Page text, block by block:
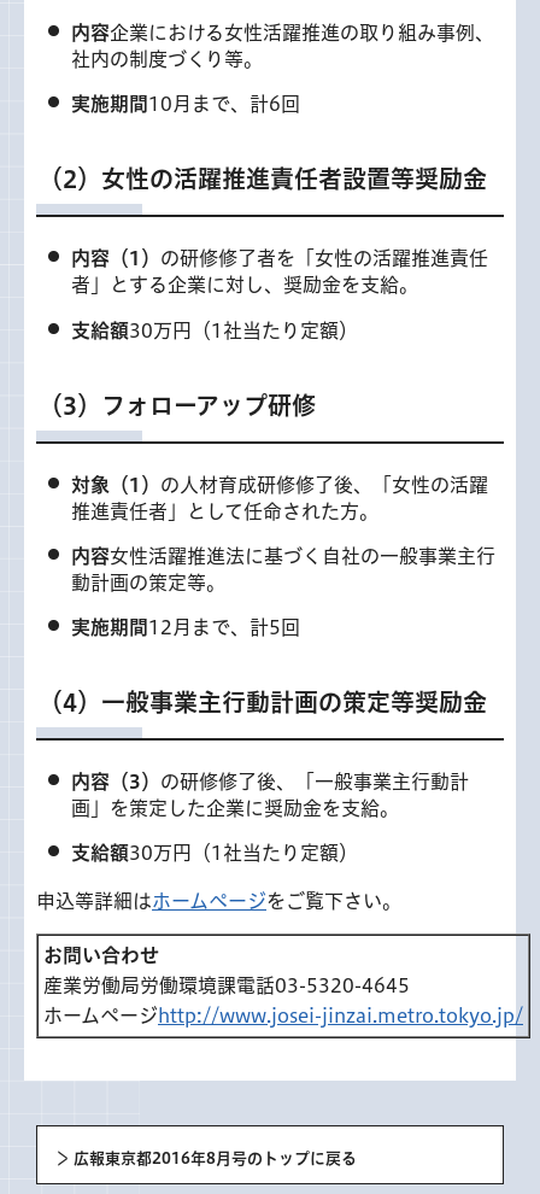
内容企業における女性活躍推進の取り組み事例、
社内の制度づくり等。
実施期間 10月まで、計6回
（2）女性の活躍推進責任者設置等奨励金
内容 （1） の研修修了者を「女性の活躍推進責任
者」とする企業に対し、奨励金を支給。
支給額30万円（1社当たり定額）
（3）フォローアップ研修
対象 （1） の人材育成研修修了後、「女性の活躍
推進責任者」として任命された方。
内容女性活躍推進法に基づく自社の一般事業主行
動計画の策定等。
実施期間 12月まで、計5回
（4）一般事業主行動計画の策定等奨励金
内容 （3） の研修修了後、「一般事業主行動計
画」を策定した企業に奨励金を支給。
支給額30万円（1社当たり定額）
申込等詳細はホームページをご覧下さい。
お問い合わせ
産業労働局労働環境課電話03-5320-4645
ホームページ http://www.josei-jinzai.metro.tokyo.jp/
広報東京都2016年8月号のトップに戻る